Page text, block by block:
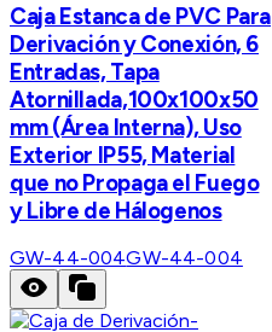
Caja Estanca de PVC Para
Derivación y Conexión, 6
Entradas, Tapa
Atornillada,100x100x50
mm (Área Interna), Uso
Exterior IP55, Material
que no Propaga el Fuego
y Libre de Hálogenos
GW-44-004GW-44-004